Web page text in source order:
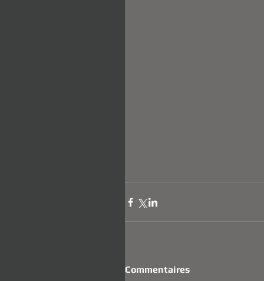
Commentaires